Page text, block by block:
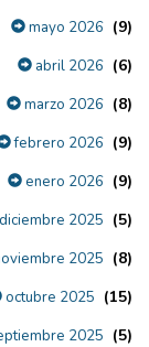
mayo 2026 (9)
abril 2026 (6)
marzo 2026 (8)
febrero 2026 (9)
enero 2026 (9)
diciembre 2025 (5)
2025 (8)
octubre 2025 (15)
2025 (5)